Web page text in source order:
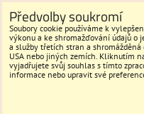
Předvolby soukromí
Soubory cookie používáme k
výkonu a ke shromažďování údajů o
a služby třetích stran a
USA nebo jiných zemích. Kliknutím
vyjadřujete svůj souhlas s tímto
informace nebo upravit své